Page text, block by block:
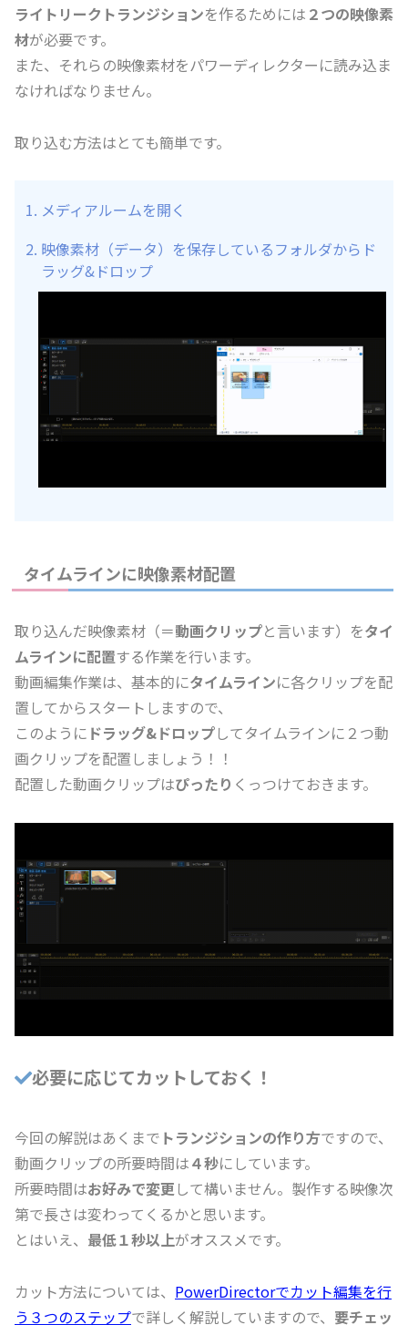
ライトリークトランジションを作るためには ２つの映像素
材が必要です。
また、それらの映像素材をパワーディレクターに読み込ま
なければなりません。
取り込む方法はとても簡単です。
メディアルームを開く
映像素材（データ）を保存しているフォルダからド
ラッグ&ドロップ
タイムラインに映像素材配置
取り込んだ映像素材（＝動画クリップと言います）をタイ
ムラインに配置する作業を行います。
動画編集作業は、基本的にタイムラインに各クリップを配
置してからスタートしますので、
このように ドラッグ&ドロップしてタイムラインに２つ動
画クリップを配置しましょう！！
配置した動画クリップはぴったり くっつけておきます。
必要に応じてカットしておく！
今回の解説はあくまで トランジションの作り方ですので、
動画クリップの所要時間は４秒にしています。
所要時間はお好みで変更して構いません。製作する映像次
第で長さは変わってくるかと思います。
とはいえ、 最低１秒以上がオススメです。
カット方法については、 PowerDirectorでカット編集を行
う３つのステップで詳しく解説していますので、 要チェッ